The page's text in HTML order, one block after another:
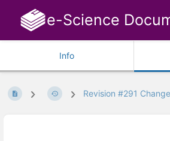
e-Science
Info
Revision #291